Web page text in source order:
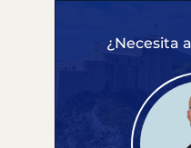
¿Necesita